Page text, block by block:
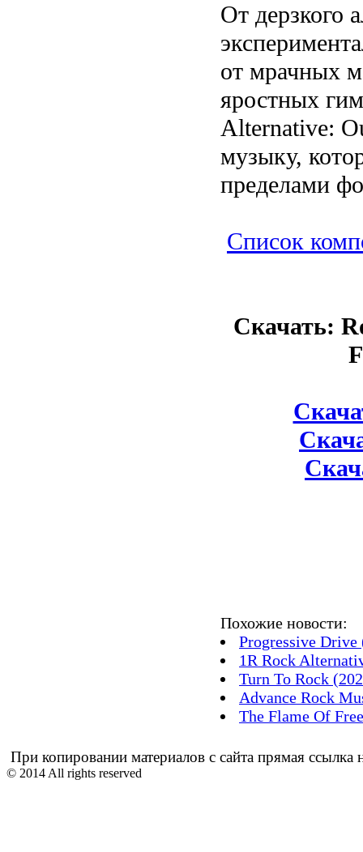
От дерзкого
от мрачных
яростных
Alternative:
музыку,
пределами
Список
Скачать:
Похожие новости:
Progressive Drive
1R Rock
Turn To Rock
Advance Rock
The Flame Of
При копировании материалов с сайта прямая ссылка
© 2014 All rights reserved